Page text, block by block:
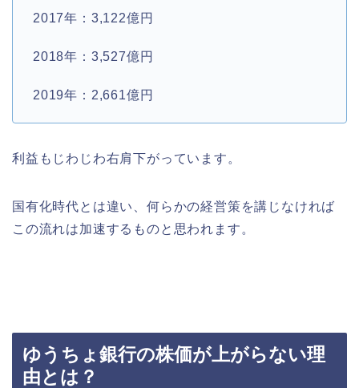
2017年：3,122億円
2018年：3,527億円
2019年：2,661億円
利益もじわじわ右肩下がっています。
国有化時代とは違い、何らかの経営策を講じなければ
この流れは加速するものと思われます。
ゆうちょ銀行の株価が上がらない理
由とは？